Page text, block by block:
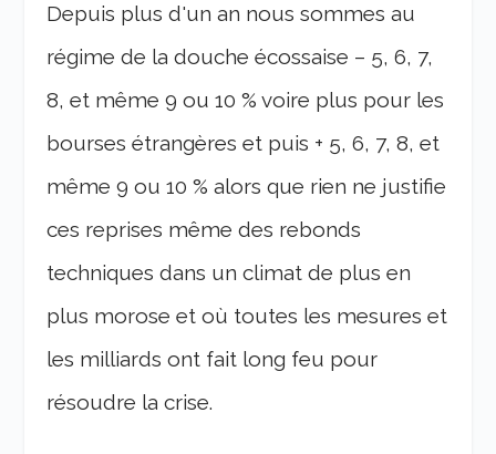
Depuis plus d'un an nous sommes au
régime de la douche écossaise – 5, 6, 7,
8, et même 9 ou 10 % voire plus pour les
bourses étrangères et puis + 5, 6, 7, 8, et
même 9 ou 10 % alors que rien ne justifie
ces reprises même des rebonds
techniques dans un climat de plus en
plus morose et où toutes les mesures et
les milliards ont fait long feu pour
résoudre la crise.